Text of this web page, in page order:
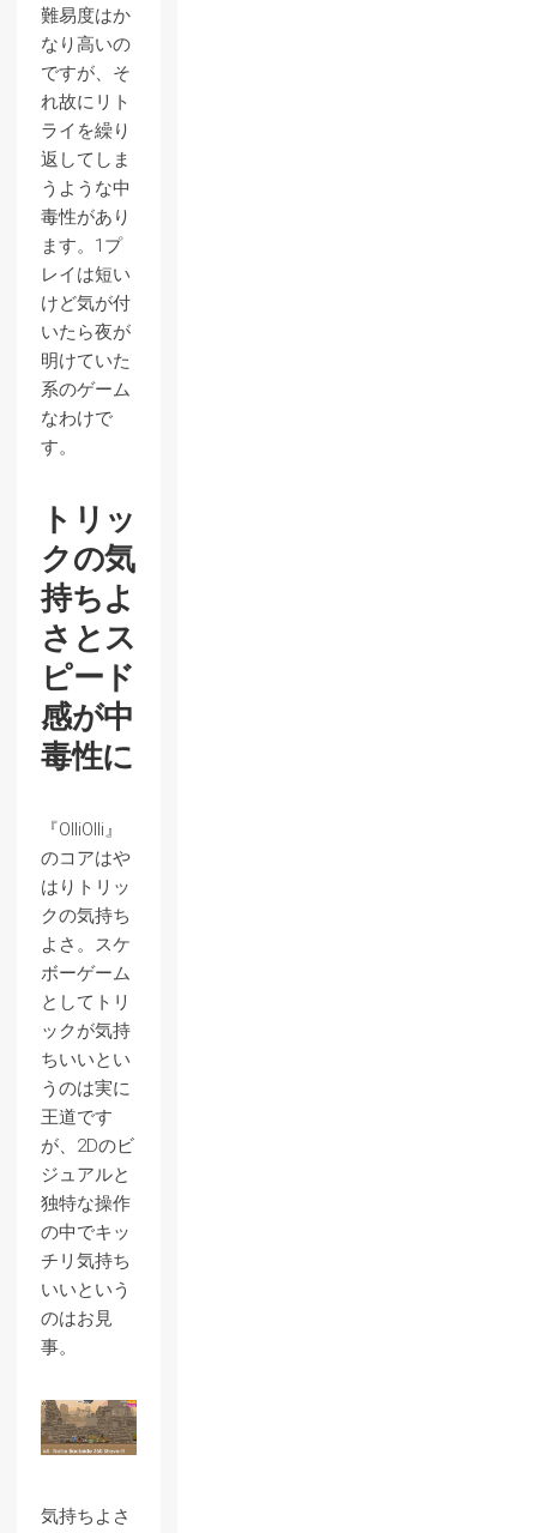
難易度はか
なり高いの
ですが、そ
れ故にリト
ライを繰り
返してしま
うような中
毒性があり
ます。1プ
レイは短い
けど気が付
いたら夜が
明けていた
系のゲーム
なわけで
す。
トリッ
クの気
持ちよ
さとス
ピード
感が中
毒性に
『OlliOlli』
のコアはや
はりトリッ
クの気持ち
よさ。スケ
ボーゲーム
としてトリ
ックが気持
ちいいとい
うのは実に
王道です
が、2Dのビ
ジュアルと
独特な操作
の中でキッ
チリ気持ち
いいという
のはお見
事。
気持ちよさ